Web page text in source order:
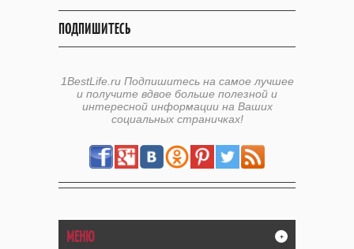
ПОДПИШИТЕСЬ
1BestLife.ru Подпишитесь на самое лучшее
и получите вдвое больше полезной и
интересной информации на Ваших
социальных страничках!
МЕНЮ +